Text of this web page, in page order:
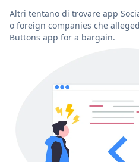
Altri tentano di trovare app
o foreign companies che
Buttons app for a bargain.